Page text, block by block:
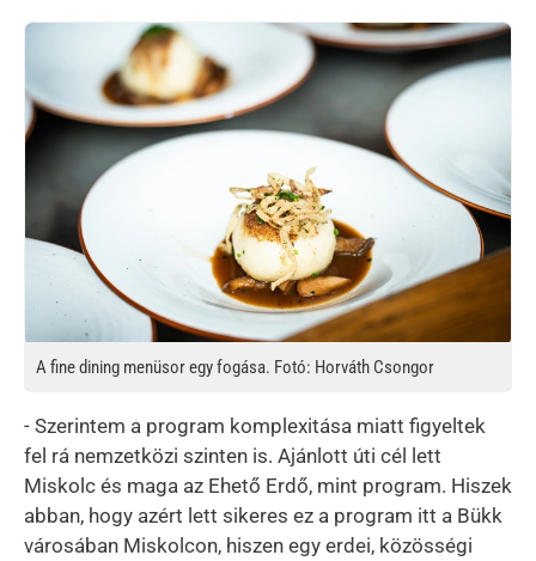
Kép
A fine dining menüsor egy fogása. Fotó: Horváth Csongor
- Szerintem a program komplexitása miatt figyeltek
fel rá nemzetközi szinten is. Ajánlott úti cél lett
Miskolc és maga az Ehető Erdő, mint program. Hiszek
abban, hogy azért lett sikeres ez a program itt a Bükk
városában Miskolcon, hiszen egy erdei, közösségi